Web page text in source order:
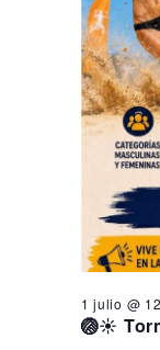
🏐☀️
1 julio @